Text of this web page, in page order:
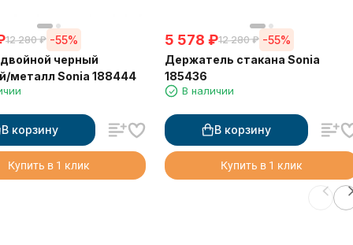
12 280 ₽ -55%
черный
металл Sonia 188444
В корзину
Купить в 1 клик
5 578 ₽12 280 ₽ -55%
Держатель стакана Sonia
185436
В наличии
В корзину
Купить в 1 клик